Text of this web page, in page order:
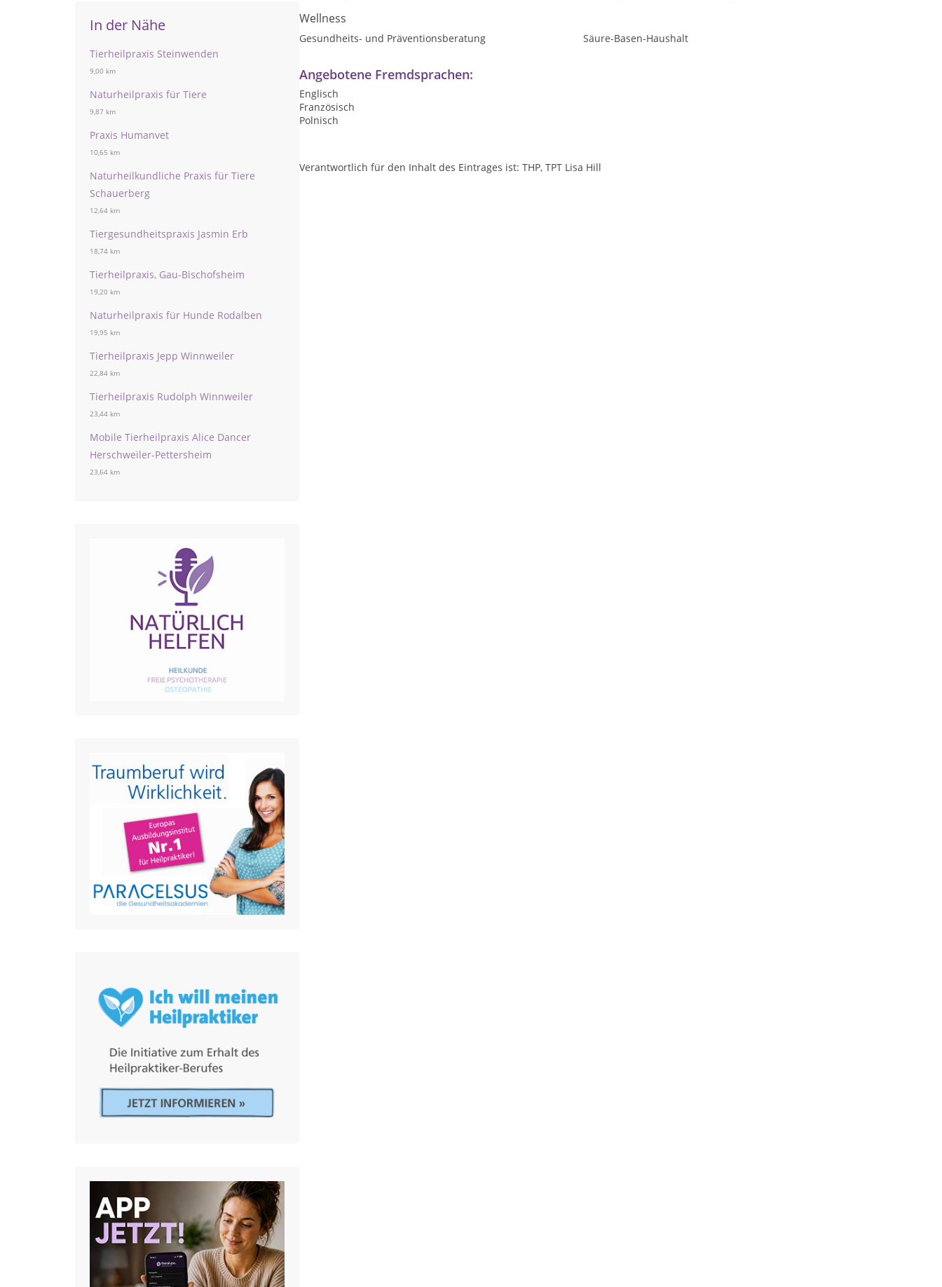
In der Nähe
Tierheilpraxis Steinwenden
9,00 km
Naturheilpraxis für Tiere
9,87 km
Praxis Humanvet
10,65 km
Naturheilkundliche Praxis für Tiere
Schauerberg
12,64 km
Tiergesundheitspraxis Jasmin Erb
18,74 km
Tierheilpraxis, Gau-Bischofsheim
19,20 km
Naturheilpraxis für Hunde Rodalben
19,95 km
Tierheilpraxis Jepp Winnweiler
22,84 km
Tierheilpraxis Rudolph Winnweiler
23,44 km
Mobile Tierheilpraxis Alice Dancer
Herschweiler-Pettersheim
23,64 km
Wellness
Gesundheits- und Präventionsberatung Säure-Basen-Haushalt
Angebotene Fremdsprachen:
Englisch
Französisch
Polnisch
Verantwortlich für den Inhalt des Eintrages ist: THP, TPT Lisa Hill